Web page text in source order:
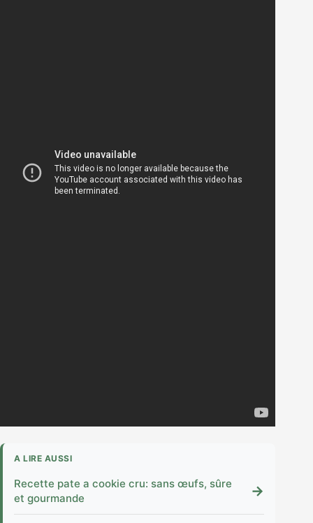
A LIRE AUSSI
Recette pate a cookie cru: sans œufs, sûre
et gourmande
→